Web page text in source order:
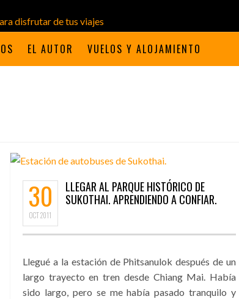
EL AUTOR VUELOS Y ALOJAMIENTO
30
OCT2011
LLEGAR AL PARQUE HISTÓRICO DE
SUKOTHAI. APRENDIENDO A CONFIAR.
Llegué a la estación de Phitsanulok después de un
largo trayecto en tren desde Chiang Mai. Había
sido largo, pero se me había pasado tranquilo y